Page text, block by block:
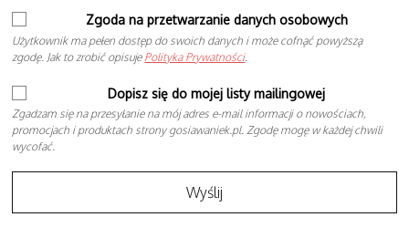
Zgoda na przetwarzanie danych osobowych
Użytkownik ma pełen dostęp do swoich danych i może cofnąć powyższą
zgodę. Jak to zrobić opisuje Polityka Prywatności.
Dopisz się do mojej listy mailingowej
Zgadzam się na przesyłanie na mój adres e-mail informacji o nowościach,
promocjach i produktach strony gosiawaniek.pl. Zgodę mogę w każdej chwili
wycofać.